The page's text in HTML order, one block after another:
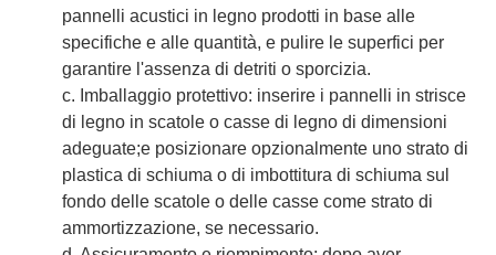
pannelli acustici in legno prodotti in base alle
specifiche e alle quantità, e pulire le superfici per
garantire l'assenza di detriti o sporcizia.
c. Imballaggio protettivo: inserire i pannelli in strisce
di legno in scatole o casse di legno di dimensioni
adeguate;e posizionare opzionalmente uno strato di
plastica di schiuma o di imbottitura di schiuma sul
fondo delle scatole o delle casse come strato di
ammortizzazione, se necessario.